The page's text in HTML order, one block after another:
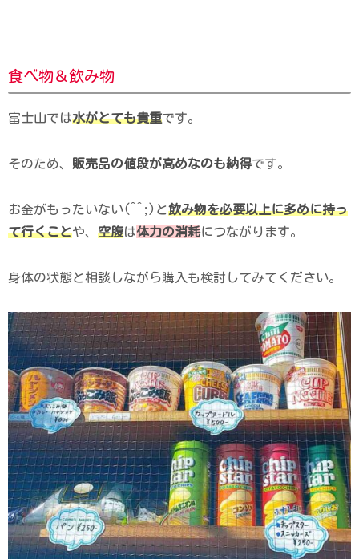
食べ物＆飲み物
富士山では水がとても貴重です。
そのため、 販売品の値段が高めなのも納得です。
お金がもったいない(^^;)と飲み物を必要以上に多めに持っ
て行くことや、 空腹は体力の消耗につながります。
身体の状態と相談しながら購入も検討してみてください。